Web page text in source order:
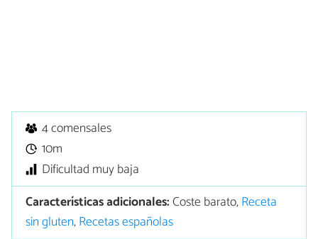
4 comensales
10m
Dificultad muy baja
Características adicionales:Coste barato,Receta
sin gluten,Recetas españolas